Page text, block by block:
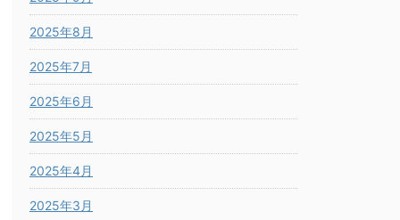
2025年8月
2025年7月
2025年6月
2025年5月
2025年4月
2025年3月